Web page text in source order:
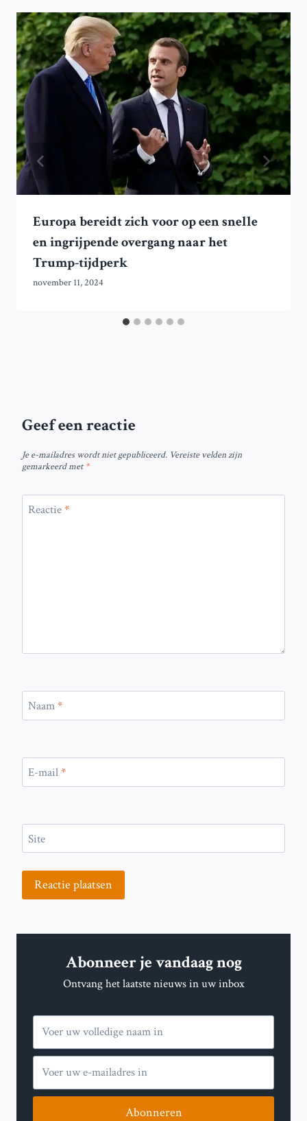
Europa bereidt zich voor op een snelle
en ingrijpende overgang naar het
Trump-tijdperk
november 11, 2024
Geef een reactie
Je e-mailadres wordt niet gepubliceerd. Vereiste velden zijn
gemarkeerd met*
Reactie*
Naam*
E-mail*
Site
Abonneer je vandaag nog
Ontvang het laatste nieuws in uw inbox
Abonneren